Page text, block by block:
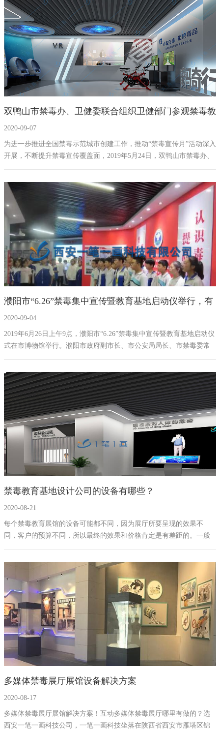
双鸭山市禁毒办、卫健委联合组织卫健部门参观禁毒教
育基地展厅
2020-09-07
为进一步推进全国禁毒示范城市创建工作，推动“禁毒宣传月”活动深入
开展，不断提升禁毒宣传覆盖面，2019年5月24日，双鸭山市禁毒办、
卫健委联合组织卫健部门集体参观市禁毒教育基地展厅。市卫生监督
院、市口腔医院、市传染医院、市精神病防治院、市卫健委机关各科
室等部门100余人参加参观学习。
濮阳市“6.26”禁毒集中宣传暨教育基地启动仪举行，有
上千人参加
2020-09-04
2019年6月26日上午9点，濮阳市“6.26”禁毒集中宣传暨教育基地启动仪
式在市博物馆举行。濮阳市政府副市长、市公安局局长、市禁毒委常
务副主任郭智深，市政府副秘书长、办公室主任史绪浩，市委政法委
副院长井云亮，市人民检察院党组副书记、副检察长曹提忠，市卫生
健康委调研员李豫秋，市公安局副局长吕相国以及市禁毒委成员单
位、公安机关、卫生系统、市场监管系统、经开区代表、场所方阵，
企业方阵、第四中学等1500人参加此次禁毒集中宣传暨教育基地启动
仪式，活动由市政府副秘书长、办公室主任史绪浩主持。
禁毒教育基地设计公司的设备有哪些？
2020-08-21
每个禁毒教育展馆的设备可能都不同，因为展厅所要呈现的效果不
同，客户的预算不同，所以最终的效果和价格肯定是有差距的。一般
在禁毒展厅中常用的设备有3D仿真吸毒模拟面部变化、蜡像询问室、
书、3D展柜投影等其它声光电设备。
多媒体禁毒展厅展馆设备解决方案
2020-08-17
多媒体禁毒展厅展馆解决方案！互动多媒体禁毒展厅哪里有做的？选
西安一笔一画科技公司，一笔一画科技坐落在陕西省西安市雁塔区锦